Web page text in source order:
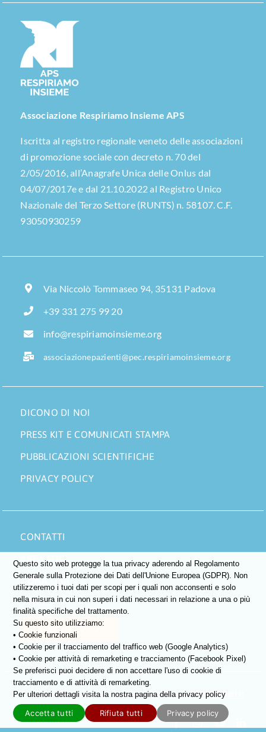
Associazione Respiriamo Insieme APS
Iscritta al registro regionale veneto delle associazioni
di promozione sociale con decreto n. 70 del
2/05/2016, all’Anagrafe Unica delle Onlus dal
04/07/2017e e dal 21.10.2022 al Registro Unico
Nazionale del Terzo Settore (RUNTS) n. 58107. C.F.
93050930259
Via Niccolò Tommaseo 94, 35131 Padova
+39 331 275 99 20
info@respiriamoinsieme.org
associazionepazienti@pec.respiriamoinsieme.org
DICONO DI NOI
PRESS KIT E COMUNICATI STAMPA
PUBBLICAZIONI SCIENTIFICHE
PRIVACY POLICY
CONTATTI
AREA SOCI
DONA ORA
5×1000
©2026 • Tutti i diritti riservati •Boosted by MOOX.digital
Questo sito web protegge la tua privacy aderendo al Regolamento
Generale sulla Protezione dei Dati dell'Unione Europea (GDPR). Non
utilizzeremo i tuoi dati per scopi per i quali non acconsenti e solo
nella misura in cui non superi i dati necessari in relazione a una o più
finalità specifiche del trattamento.
Su questo sito utilizziamo:
• Cookie funzionali
• Cookie per il tracciamento del traffico web (Google Analytics)
• Cookie per attività di remarketing e tracciamento (Facebook Pixel)
Se preferisci puoi decidere di non accettare l'uso di cookie di
tracciamento e di attività di remarketing.
Per ulteriori dettagli visita la nostra pagina della privacy policy
Accetta tutti Rifiuta tutti Privacy policy